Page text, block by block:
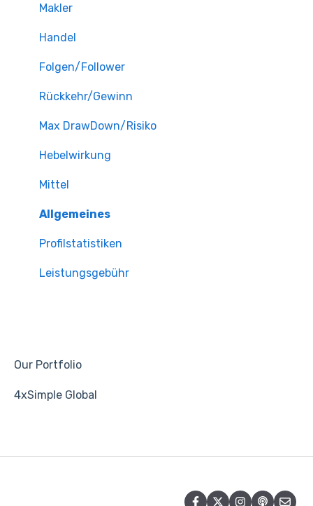
Makler
Handel
Folgen/Follower
Rückkehr/Gewinn
Max DrawDown/Risiko
Hebelwirkung
Mittel
Allgemeines
Profilstatistiken
Leistungsgebühr
Our Portfolio
4xSimple Global